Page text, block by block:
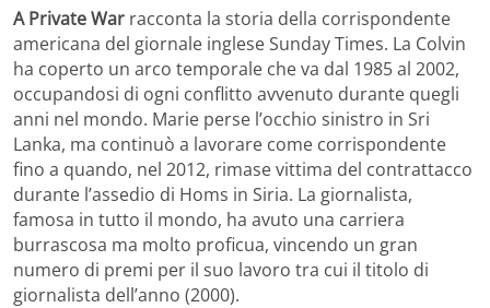
A Private War racconta la storia della corrispondente
americana del giornale inglese Sunday Times. La Colvin
ha coperto un arco temporale che va dal 1985 al 2002,
occupandosi di ogni conflitto avvenuto durante quegli
anni nel mondo. Marie perse l’occhio sinistro in Sri
Lanka, ma continuò a lavorare come corrispondente
fino a quando, nel 2012, rimase vittima del contrattacco
durante l’assedio di Homs in Siria. La giornalista,
famosa in tutto il mondo, ha avuto una carriera
burrascosa ma molto proficua, vincendo un gran
numero di premi per il suo lavoro tra cui il titolo di
giornalista dell’anno (2000).